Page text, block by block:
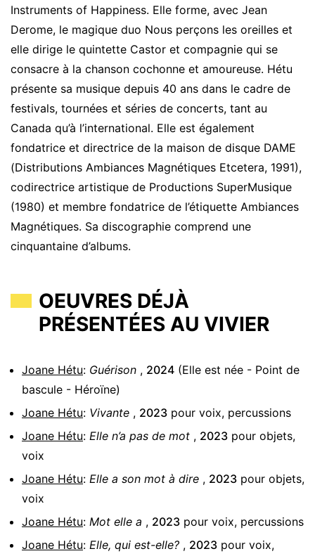
Instruments of Happiness. Elle forme, avec Jean
Derome, le magique duo Nous perçons les oreilles et
elle dirige le quintette Castor et compagnie qui se
consacre à la chanson cochonne et amoureuse. Hétu
présente sa musique depuis 40 ans dans le cadre de
festivals, tournées et séries de concerts, tant au
Canada qu’à l’international. Elle est également
fondatrice et directrice de la maison de disque DAME
(Distributions Ambiances Magnétiques Etcetera, 1991),
codirectrice artistique de Productions SuperMusique
(1980) et membre fondatrice de l’étiquette Ambiances
Magnétiques. Sa discographie comprend une
cinquantaine d’albums.
OEUVRES DÉJÀ
PRÉSENTÉES AU VIVIER
Joane Hétu: Guérison , 2024 (Elle est née - Point de
bascule - Héroïne)
Joane Hétu: Vivante , 2023 pour voix, percussions
Joane Hétu: Elle n’a pas de mot , 2023 pour objets,
voix
Joane Hétu: Elle a son mot à dire , 2023 pour objets,
voix
Joane Hétu: Mot elle a , 2023 pour voix, percussions
Joane Hétu: Elle, qui est-elle? , 2023 pour voix,